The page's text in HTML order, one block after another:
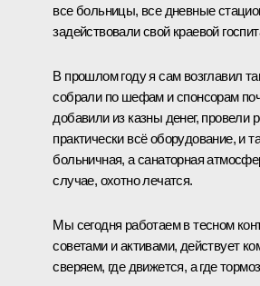
все больницы, все дневные
задействовали свой краевой
В прошлом году я сам возглавил
собрали по шефам и спонсорам
добавили из казны денег, провели
практически всё оборудование, и
больничная, а санаторная
случае, охотно лечатся.
Мы сегодня работаем в тесном
советами и активами, действует
сверяем, где движется, а где